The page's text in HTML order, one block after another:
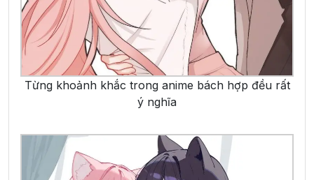
Từng khoảnh khắc trong anime bách hợp đều rất
ý nghĩa